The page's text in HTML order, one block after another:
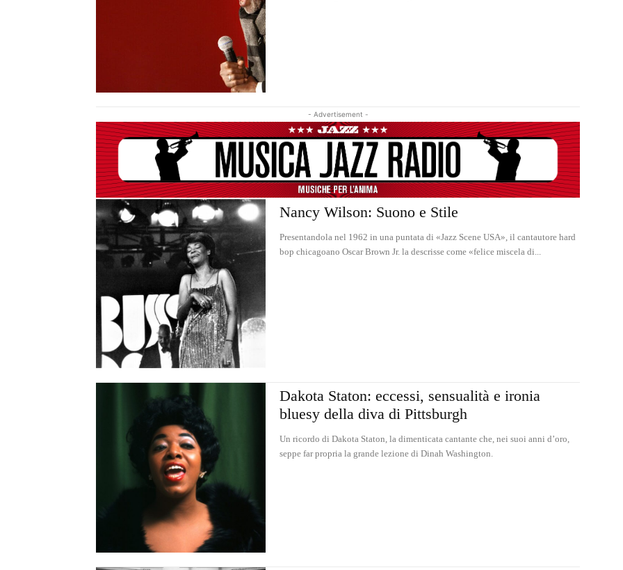
- Advertisement -
Nancy Wilson: Suono e Stile
Presentandola nel 1962 in una puntata di «Jazz Scene USA», il cantautore hard
bop chicagoano Oscar Brown Jr. la descrisse come «felice miscela di...
Dakota Staton: eccessi, sensualità e ironia
bluesy della diva di Pittsburgh
Un ricordo di Dakota Staton, la dimenticata cantante che, nei suoi anni d’oro,
seppe far propria la grande lezione di Dinah Washington.